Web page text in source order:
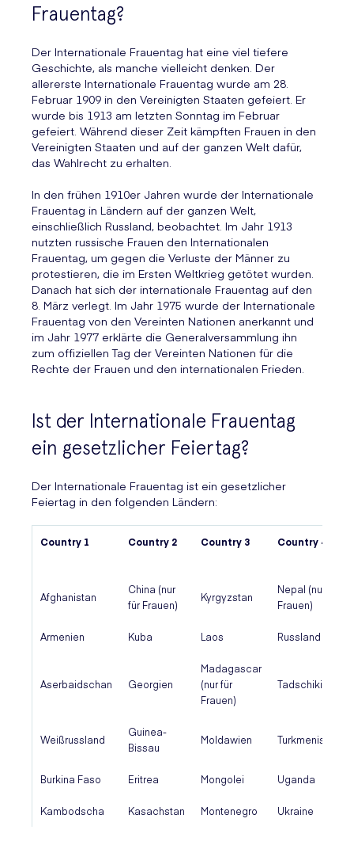
Frauentag?
Der Internationale Frauentag hat eine viel tiefere
Geschichte, als manche vielleicht denken. Der
allererste Internationale Frauentag wurde am 28.
Februar 1909 in den Vereinigten Staaten gefeiert. Er
wurde bis 1913 am letzten Sonntag im Februar
gefeiert. Während dieser Zeit kämpften Frauen in den
Vereinigten Staaten und auf der ganzen Welt dafür,
das Wahlrecht zu erhalten.
In den frühen 1910er Jahren wurde der Internationale
Frauentag in Ländern auf der ganzen Welt,
einschließlich Russland, beobachtet. Im Jahr 1913
nutzten russische Frauen den Internationalen
Frauentag, um gegen die Verluste der Männer zu
protestieren, die im Ersten Weltkrieg getötet wurden.
Danach hat sich der internationale Frauentag auf den
8. März verlegt. Im Jahr 1975 wurde der Internationale
Frauentag von den Vereinten Nationen anerkannt und
im Jahr 1977 erklärte die Generalversammlung ihn
zum offiziellen Tag der Vereinten Nationen für die
Rechte der Frauen und den internationalen Frieden.
Ist der Internationale Frauentag
ein gesetzlicher Feiertag?
Der Internationale Frauentag ist ein gesetzlicher
Feiertag in den folgenden Ländern:
Country 1 Country 2 Country 3 Country 4
Afghanistan
China (nur
für Frauen)
Kyrgyzstan
Nepal (nur für
Frauen)
Armenien Kuba Laos Russland
Aserbaidschan Georgien
Madagascar
(nur für
Frauen)
Tadschikistan
Weißrussland
Guinea-
Bissau
Moldawien Turkmenistan
Burkina Faso Eritrea Mongolei Uganda
Kambodscha Kasachstan Montenegro Ukraine